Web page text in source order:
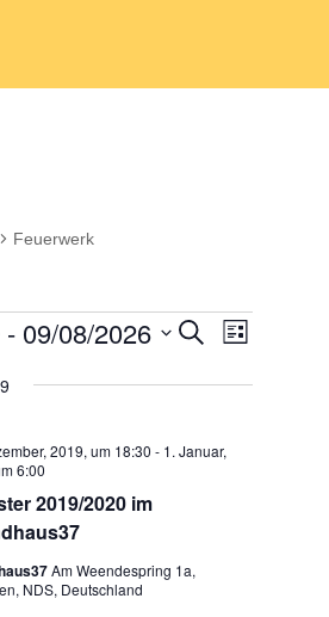
Feuerwerk
und
Navigation
Suche
Liste
- 09/08/2026
2019/2020 im
2019, um 18:30 - 1. Januar,
6:00
Am Weendespring 1a,
NDS, Deutschland